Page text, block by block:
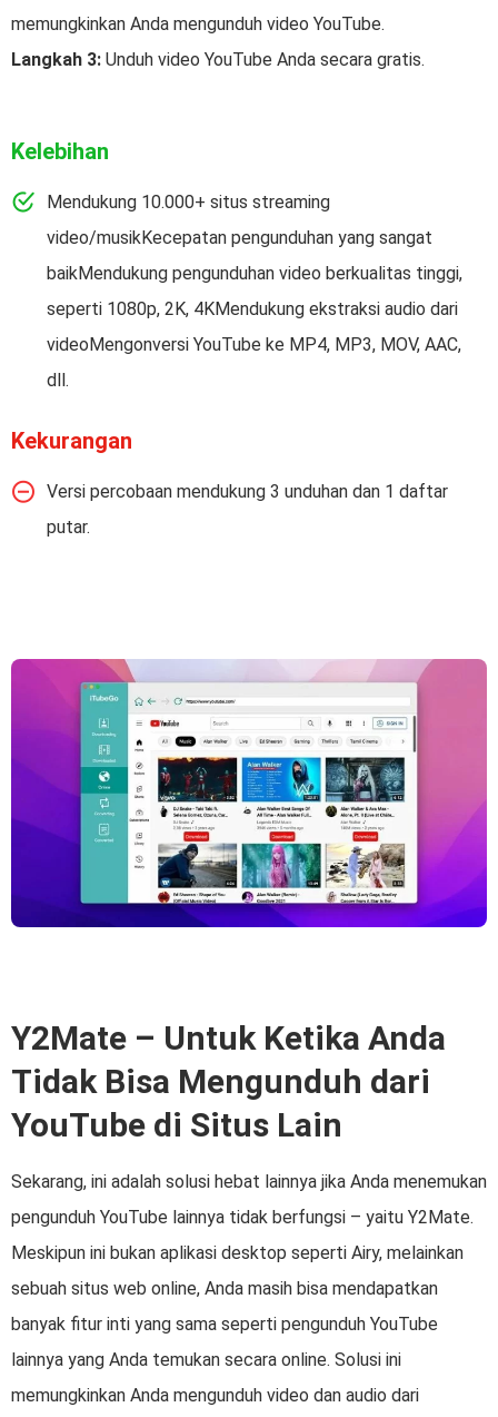
memungkinkan Anda mengunduh video YouTube.
Langkah 3: Unduh video YouTube Anda secara gratis.
Kelebihan
Mendukung 10.000+ situs streaming
video/musikKecepatan pengunduhan yang sangat
baikMendukung pengunduhan video berkualitas tinggi,
seperti 1080p, 2K, 4KMendukung ekstraksi audio dari
videoMengonversi YouTube ke MP4, MP3, MOV, AAC,
dll.
Kekurangan
Versi percobaan mendukung 3 unduhan dan 1 daftar
putar.
Y2Mate – Untuk Ketika Anda
Tidak Bisa Mengunduh dari
YouTube di Situs Lain
Sekarang, ini adalah solusi hebat lainnya jika Anda menemukan
pengunduh YouTube lainnya tidak berfungsi – yaitu Y2Mate.
Meskipun ini bukan aplikasi desktop seperti Airy, melainkan
sebuah situs web online, Anda masih bisa mendapatkan
banyak fitur inti yang sama seperti pengunduh YouTube
lainnya yang Anda temukan secara online. Solusi ini
memungkinkan Anda mengunduh video dan audio dari